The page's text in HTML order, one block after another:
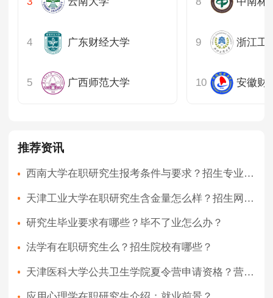
广东财经大学
广西师范大学
浙江工
安徽财
推荐资讯
西南大学在职研究生报考条件与要求？招生专业有哪些？
天津工业大学在职研究生含金量怎么样？招生网的查询技巧有哪些？
研究生毕业要求有哪些？毕不了业怎么办？
法学有在职研究生么？招生院校有哪些？
天津医科大学公共卫生学院夏令营申请资格？营员享受的待遇？